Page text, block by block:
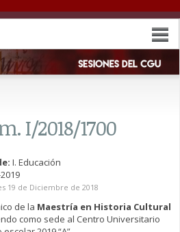
I/2018/1700
I. Educación
19 de Diciembre de 2018
de la Maestría en Historia Cultural
como sede al Centro Universitario